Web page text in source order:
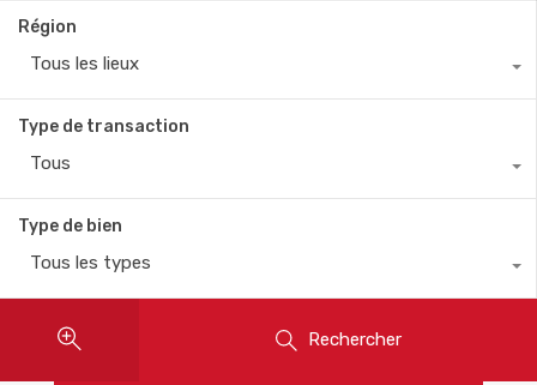
Région
Tous les lieux
Type de transaction
Tous
Type de bien
Tous les types
Rechercher